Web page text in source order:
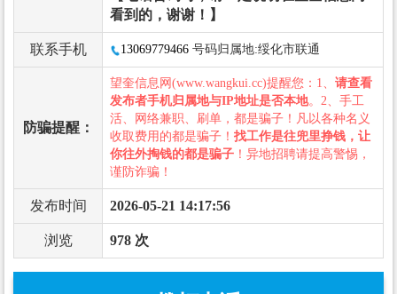
看到的，谢谢！】
联系手机 13069779466 号码归属地:绥化市联通
防骗提醒：
望奎信息网(www.wangkui.cc)提醒您：1、 请查看
发布者手机归属地与IP地址是否本地。2、手工
活、网络兼职、刷单，都是骗子！凡以各种名义
收取费用的都是骗子！ 找工作是往兜里挣钱，让
你往外掏钱的都是骗子 ！异地招聘请提高警惕，
谨防诈骗！
发布时间 2026-05-21 14:17:56
浏览 978 次